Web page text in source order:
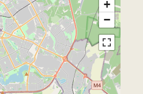
+
−